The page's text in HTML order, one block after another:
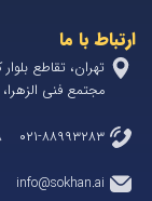
ارتباط با ما
مجتمع فنی الزهرا، طبقه ۴
۰۲۱-۸۸۹۹۳۲۸۳ ۰۹۱۲۴۰۳۵۲۲۸
info@sokhan.ai